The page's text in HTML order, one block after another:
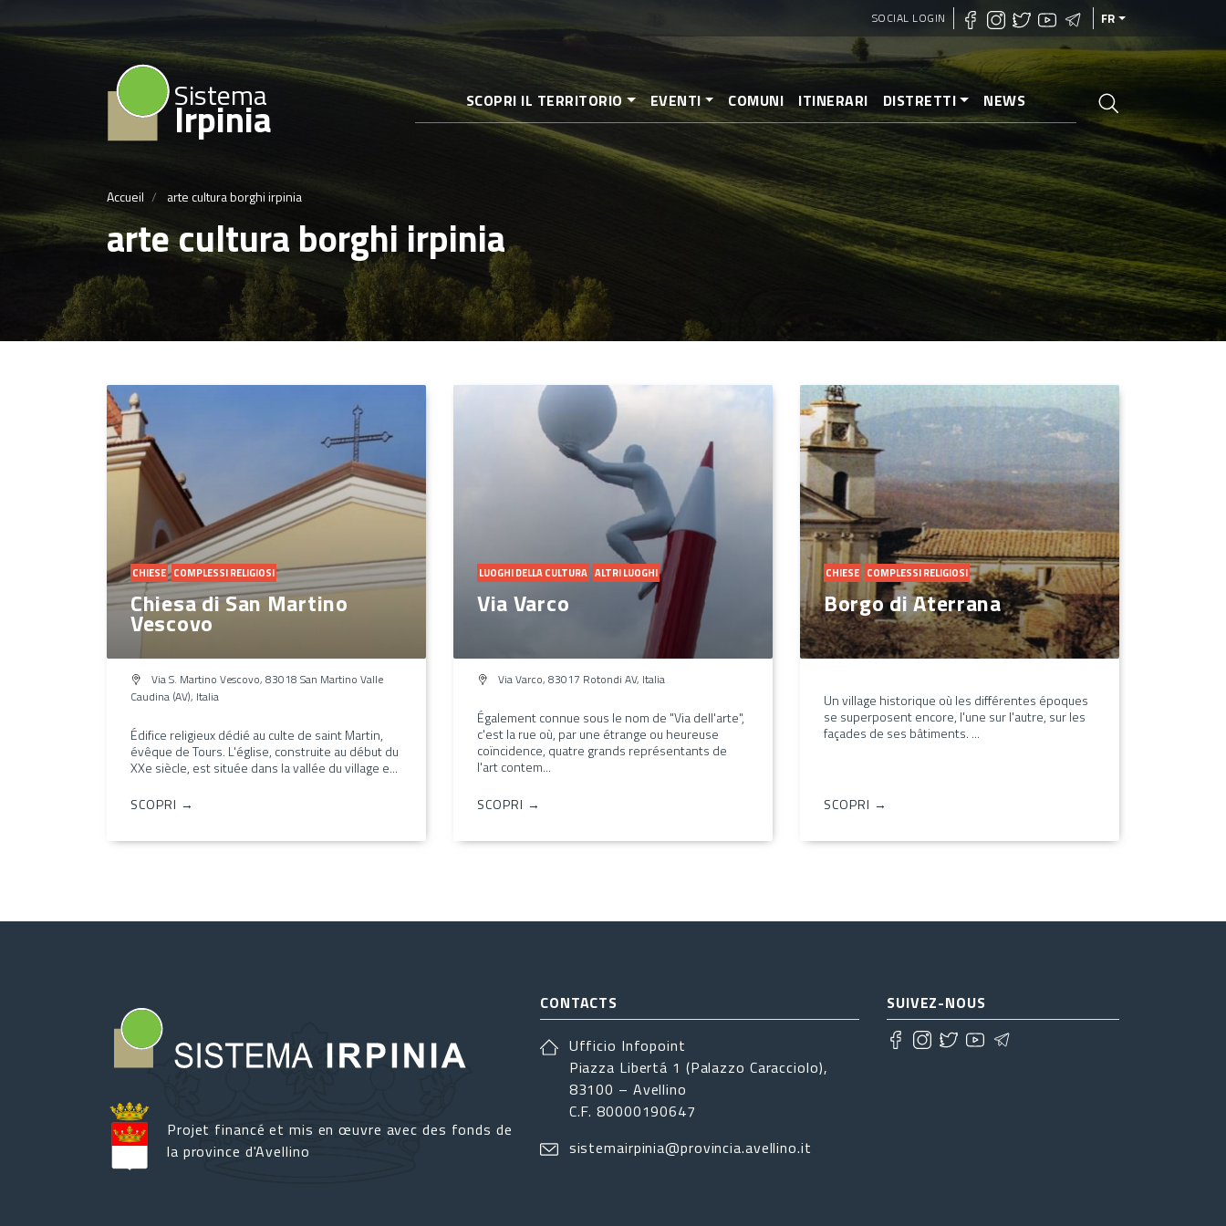
au
principal
SOCIAL LOGIN FR
Sistema
Irpinia SCOPRI IL TERRITORIO EVENTI COMUNI ITINERARI DISTRETTI NEWS
Accueil arte cultura borghi irpinia
arte cultura borghi irpinia
CHIESE COMPLESSI RELIGIOSI
Chiesa di San Martino
Vescovo
Via S. Martino Vescovo, 83018 San Martino Valle
Caudina (AV), Italia
Édifice religieux dédié au culte de saint Martin,
évêque de Tours. L'église, construite au début du
XXe siècle, est située dans la vallée du village e...
SCOPRI →
LUOGHI DELLA CULTURA ALTRI LUOGHI
Via Varco
Via Varco, 83017 Rotondi AV, Italia
Également connue sous le nom de "Via dell'arte",
c'est la rue où, par une étrange ou heureuse
coïncidence, quatre grands représentants de
l'art contem...
SCOPRI →
CHIESE COMPLESSI RELIGIOSI
Borgo di Aterrana
Un village historique où les différentes époques
se superposent encore, l'une sur l'autre, sur les
façades de ses bâtiments. ...
SCOPRI →
Projet financé et mis en œuvre avec des fonds de
la province d'Avellino
CONTACTS
Ufficio Infopoint
Piazza Libertá 1 (Palazzo Caracciolo),
83100 – Avellino
C.F. 80000190647
sistemairpinia@provincia.avellino.it
SUIVEZ-NOUS